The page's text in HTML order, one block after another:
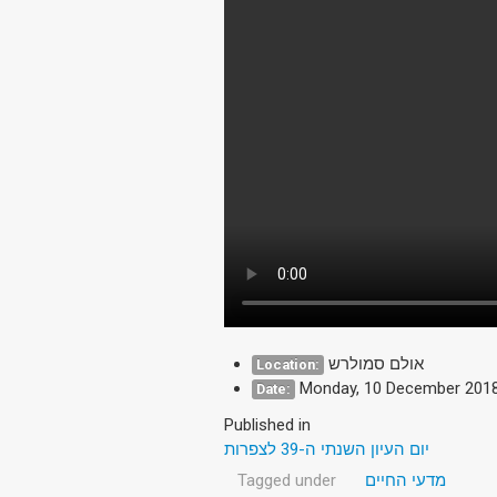
Location: אולם סמולרש
Date: Monday, 10 December
Published in
יום העיון השנתי ה-39 לצפרות
Tagged under
מדעי החיים